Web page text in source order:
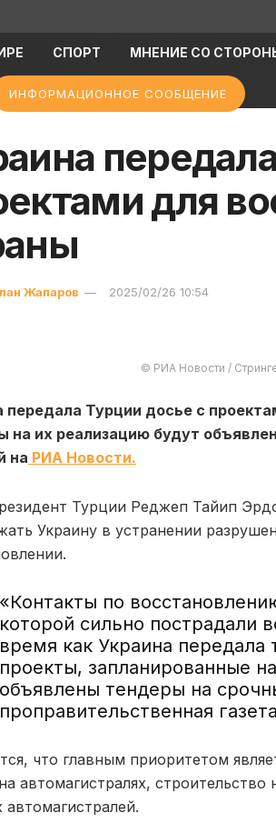
СПОРТ МНЕНИЕ СО
ИНФОРМАЦИОННОЕ СООБЩЕНИЕ
для
Жапаров 2025/02/26 10:54
© РИА Новости /
передала Турции досье с
на их реализацию будут
на РИА Новости.
Турции Реджеп Тайип
Украину в устранении
«Контакты по
которой сильно пострадали
время как Украина передала
проекты, запланированные
объявлены тендеры на
проправительственная
что главным приоритетом
автомагистралях,
автомагистралей.